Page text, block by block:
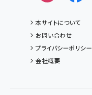
本サイトについて
お問い合わせ
プライバシーポリシー
会社概要